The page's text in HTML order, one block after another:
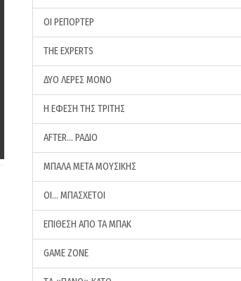
ΟΙ ΡΕΠΟΡΤΕΡ
THE EXPERTS
ΔΥΟ ΛΕΡΕΣ ΜΟΝΟ
Η ΕΦΕΣΗ ΤΗΣ ΤΡΙΤΗΣ
AFTER… ΡΑΔΙΟ
ΜΠΑΛΑ ΜΕΤΑ ΜΟΥΣΙΚΗΣ
ΟΙ… ΜΠΑΣΧΕΤΟΙ
ΕΠΙΘΕΣΗ ΑΠΟ ΤΑ ΜΠΑΚ
GAME ZONE